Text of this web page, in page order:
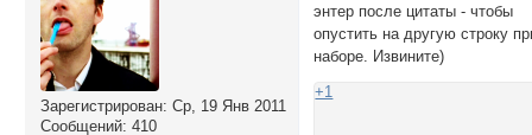
Зарегистрирован: Ср, 19 Янв 2011
Сообщений: 410
энтер после цитаты - чтобы
опустить на другую строку
наборе. Извините)
+1